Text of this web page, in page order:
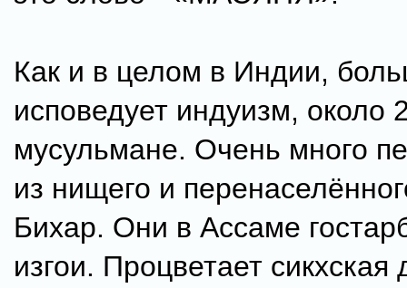
Как и в целом в Индии,
исповедует индуизм, около
мусульмане. Очень много
из нищего и
Бихар. Они в Ассаме
изгои. Процветает сикхская